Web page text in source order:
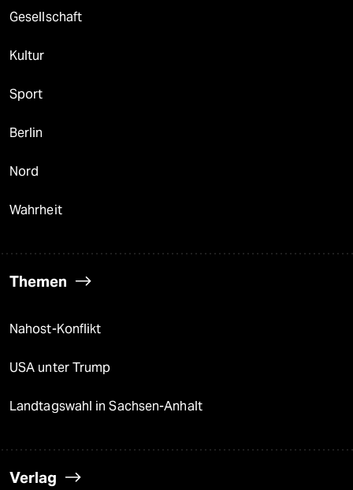
Gesellschaft
Kultur
Sport
Berlin
Nord
Wahrheit
Themen
Nahost-Konflikt
USA unter Trump
Landtagswahl in Sachsen-Anhalt
Verlag